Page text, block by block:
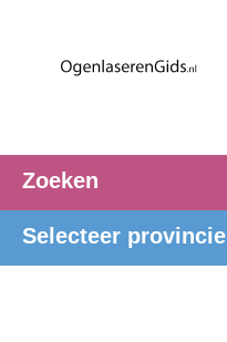
Zoeken
Selecteer provincie